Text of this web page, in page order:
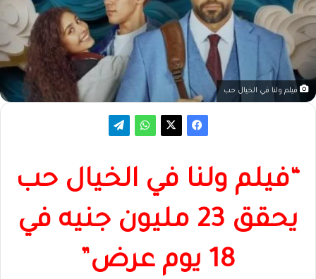
فيلم ولنا في الخيال حب
“فيلم ولنا في الخيال حب
يحقق 23 مليون جنيه في
18 يوم عرض”